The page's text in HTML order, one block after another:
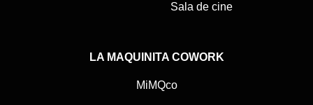
Sala de cine
LA MAQUINITA COWORK
MiMQco